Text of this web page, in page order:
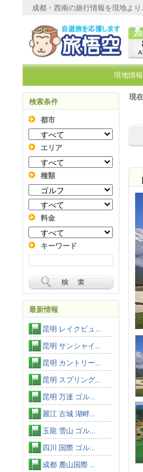
成都・西南の旅行情報を現地より
現地情報
検索条件
都市
エリア
種類
料金
キーワード
最新情報
昆明 レイクビュ...
昆明 サンシャイ...
昆明 カントリー...
昆明 スプリング...
昆明 万達 ゴル...
麗江 古城 湖畔...
玉龍 雪山 ゴル...
四川 国際 ゴル...
成都 麓山国際 ...
現